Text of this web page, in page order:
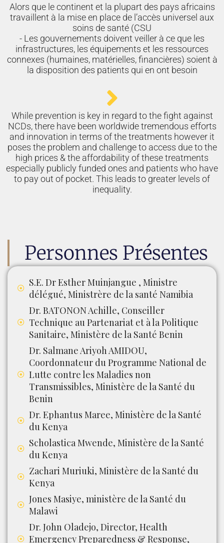
Alors que le continent et la plupart des pays africains
travaillent à la mise en place de l’accès universel aux
soins de santé (CSU
- Les gouvernements doivent veiller à ce que les
infrastructures, les équipements et les ressources
connexes (humaines, matérielles, financières) soient à
la disposition des patients qui en ont besoin
While prevention is key in regard to the fight against
NCDs, there have been worldwide tremendous efforts
and innovation in terms of the treatments however it
poses the problem and challenge to access due to the
high prices & the affordability of these treatments
especially publicly funded ones and patients who have
to pay out of pocket. This leads to greater levels of
inequality.
Personnes Présentes
S.E. Dr Esther Muinjangue , Ministre
délégué, Ministrère de la santé Namibia
Dr. BATONON Achille, Conseiller
Technique au Partenariat et à la Politique
Sanitaire, Ministère de la Santé Benin
Dr. Salmane Ariyoh AMIDOU,
Coordonnateur du Programme National de
Lutte contre les Maladies non
Transmissibles, Ministère de la Santé du
Benin
Dr. Ephantus Maree, Ministère de la Santé
du Kenya
Scholastica Mwende, Ministère de la Santé
du Kenya
Zachari Muriuki, Ministère de la Santé du
Kenya
Jones Masiye, ministère de la Santé du
Malawi
Dr. John Oladejo, Director, Health
Emergency Preparedness & Response,